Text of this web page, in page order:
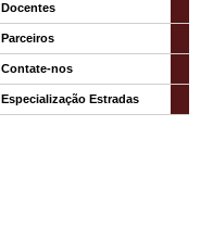
Docentes
Parceiros
Contate-nos
Especialização Estradas